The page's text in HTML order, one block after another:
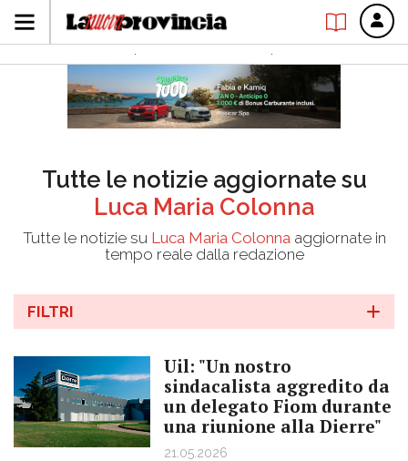
Tutte le notizie aggiornate su
Luca Maria Colonna
Tutte le notizie su Luca Maria Colonnaaggiornate in
tempo reale dalla redazione
FILTRI
Uil: "Un nostro
sindacalista aggredito da
un delegato Fiom durante
una riunione alla Dierre"
21.05.2026